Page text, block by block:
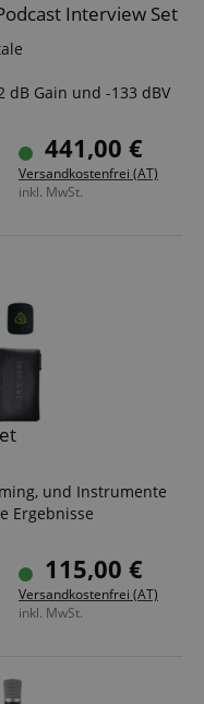
Interview Set
Gain und -133 dBV
Instrumente
und Android
Mikrofonarm und
441,00 €
Versandkostenfrei (AT)
inkl. MwSt.
und Instrumente
Ergebnisse
und
XLR-Kabel
115,00 €
Versandkostenfrei (AT)
inkl. MwSt.